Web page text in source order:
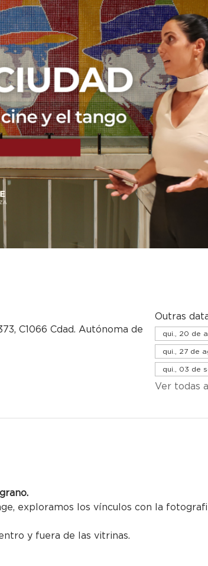
C1066 Cdad. Autónoma de
Outras
qui., 20 de
qui., 27 de
qui., 03 de
Ver todas
exploramos los vínculos con la
y fuera de las vitrinas.